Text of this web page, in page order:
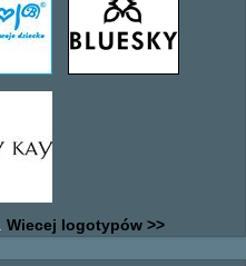
Wiecej logotypów >>